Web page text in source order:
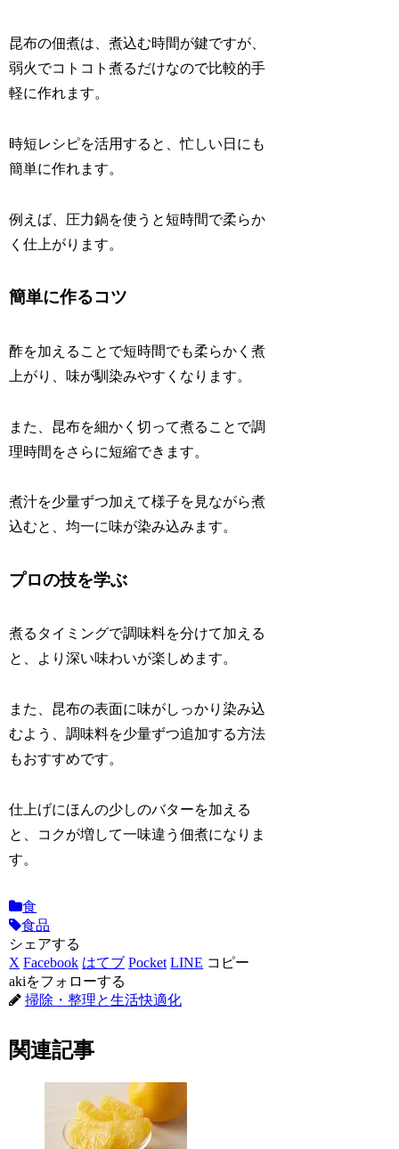
昆布の佃煮は、煮込む時間が鍵ですが、
弱火でコトコト煮るだけなので比較的手
軽に作れます。
時短レシピを活用すると、忙しい日にも
簡単に作れます。
例えば、圧力鍋を使うと短時間で柔らか
く仕上がります。
簡単に作るコツ
酢を加えることで短時間でも柔らかく煮
上がり、味が馴染みやすくなります。
また、昆布を細かく切って煮ることで調
理時間をさらに短縮できます。
煮汁を少量ずつ加えて様子を見ながら煮
込むと、均一に味が染み込みます。
プロの技を学ぶ
煮るタイミングで調味料を分けて加える
と、より深い味わいが楽しめます。
また、昆布の表面に味がしっかり染み込
むよう、調味料を少量ずつ追加する方法
もおすすめです。
仕上げにほんの少しのバターを加える
と、コクが増して一味違う佃煮になりま
す。
食
食品
シェアする
X Facebook はてブ Pocket LINE コピー
akiをフォローする
掃除・整理と生活快適化
関連記事